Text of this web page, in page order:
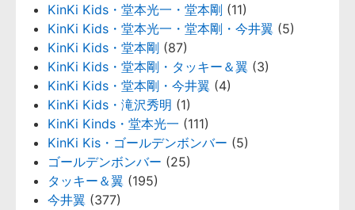
KinKi Kids・堂本光一・堂本剛 (11)
KinKi Kids・堂本光一・堂本剛・今井翼 (5)
KinKi Kids・堂本剛 (87)
KinKi Kids・堂本剛・タッキー＆翼 (3)
KinKi Kids・堂本剛・今井翼 (4)
KinKi Kids・滝沢秀明 (1)
KinKi Kinds・堂本光一 (111)
KinKi Kis・ゴールデンボンバー (5)
ゴールデンボンバー (25)
タッキー＆翼 (195)
今井翼 (377)